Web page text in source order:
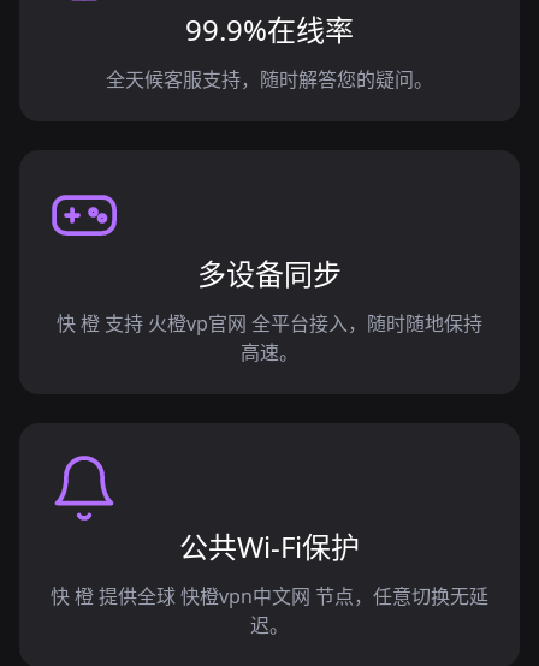
99.9%在线率
全天候客服支持，随时解答您的疑问。
多设备同步
快 橙 支持 火橙vp官网 全平台接入，随时随地保持
高速。
公共Wi-Fi保护
快 橙 提供全球 快橙vpn中文网 节点，任意切换无延
迟。